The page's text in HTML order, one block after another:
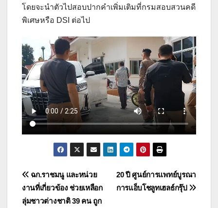
โดยจะนำตัวไปสอบปากคำเพิ่มเติมที่กรมสอบสวนคดี
พิเศษหรือ DSI ต่อไป
แนะแนว
เรื่อง
20 ปี ศูนย์การแพทย์บูรณา
การแอ็บโชลูทเฮลธ์กรุ๊ป
ฉก.ราชมนู และหน่วย
งานที่เกี่ยวข้อง ช่วยเหลือก
ลุ่มชาวต่างชาติ 39 คน ถูก